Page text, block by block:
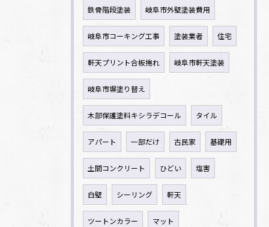
鉄骨階段塗装 岐阜市外壁塗装費用
岐阜市コーキング工事 塗装業者 住宅
軒天プリント合板捲れ 岐阜市軒天塗装
岐阜市塀塗り替え
木部保護塗料キシラデコール タイル
アパート 一部だけ 古民家 基礎用
土間コンクリート ひどい 塩害
白壁 シーリング 軒天
ツートンカラー マット